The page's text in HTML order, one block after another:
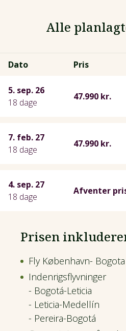
Alle
Dato Pris
5. sep. 26
18 dage
47.990 kr.
7. feb. 27
18 dage
47.990 kr.
4. sep. 27
18 dage
Afventer
Prisen
Fly København-
Indenrigsflyvninger
- Bogotá-Leticia
- Leticia-Medellín
- Pereira-Bogotá